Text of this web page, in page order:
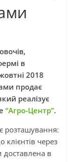
в
2018
продає
реалізує
“Агро-Центр”.
розташування:
через
в